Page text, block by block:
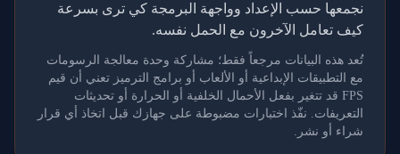
نجمعها حسب الإعداد وواجهة البرمجة كي ترى بسرعة
كيف تعامل الآخرون مع الحمل نفسه.
تُعد هذه البيانات مرجعاً فقط؛ مشاركة وحدة معالجة الرسومات
مع التطبيقات الإبداعية أو الألعاب أو برامج الترميز تعني أن قيم
FPS قد تتغير بفعل الأحمال الخلفية أو الحرارة أو تحديثات
التعريفات. نفّذ اختبارات مضبوطة على جهازك قبل اتخاذ أي قرار
شراء أو نشر.